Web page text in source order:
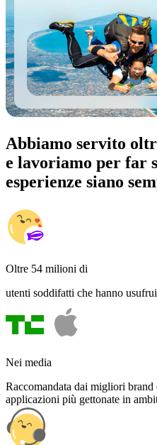
Abbiamo servito
e lavoriamo per far
esperienze siano
Oltre 54 milioni di
utenti soddifatti che hanno
Nei media
Raccomandata dai migliori
applicazioni più gettonate in